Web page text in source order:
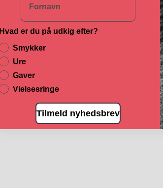
Hvad er du på udkig efter?
Smykker
Ure
Gaver
Vielsesringe
Tilmeld nyhedsbrev